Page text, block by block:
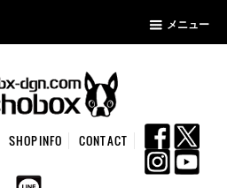
メニュー
SHOPINFO CONTACT